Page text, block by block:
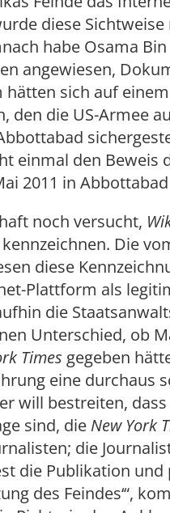
diese
habe Osama Bin
angewiesen,
hätten sich auf
den die US-Armee
einmal den Beweis
2011 in
noch versucht,
Die
diese
Plattform als
die
Unterschied, ob
Times gegeben
eine durchaus
will bestreiten, dass
sind, die New York
die
die Publikation
des Feindes‘“,